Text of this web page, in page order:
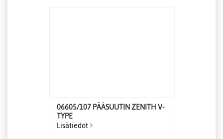
06605/107 PÄÄSUUTIN ZENITH V-
TYPE
Lisätiedot